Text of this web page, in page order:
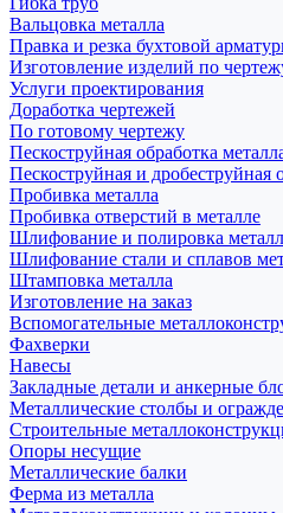
Вальцовка металла
Правка и резка бухтовой
Изготовление изделий по
Услуги проектирования
Доработка чертежей
По готовому чертежу
Пескоструйная обработка
Пескоструйная и дробеструйная
Пробивка металла
Пробивка отверстий в металле
Шлифование и полировка
Шлифование стали и сплавов
Штамповка металла
Изготовление на заказ
Вспомогательные
Фахверки
Навесы
Закладные детали и анкерные
Металлические столбы и
Строительные
Опоры несущие
Металлические балки
Ферма из металла